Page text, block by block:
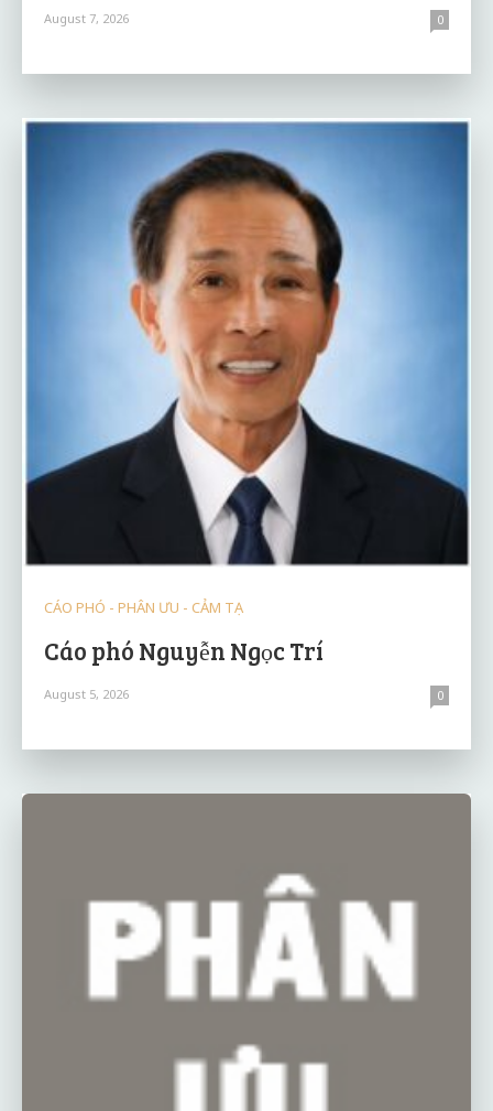
August 7, 2026 0
CÁO PHÓ - PHÂN ƯU - CẢM TẠ
Cáo phó Nguyễn Ngọc Trí
August 5, 2026 0